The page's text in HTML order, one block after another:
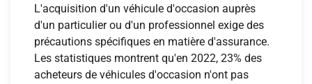
L'acquisition d'un véhicule d'occasion auprès
d'un particulier ou d'un professionnel exige des
précautions spécifiques en matière d'assurance.
Les statistiques montrent qu'en 2022, 23% des
acheteurs de véhicules d'occasion n'ont pas